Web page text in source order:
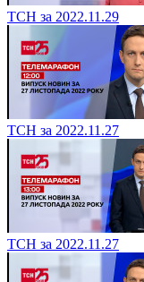
ТСН за 2022.11.29
ТСН за 2022.11.27
ТСН за 2022.11.27